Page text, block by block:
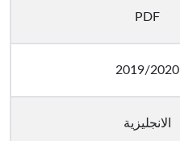
PDF
2019/2020
الانجليزية